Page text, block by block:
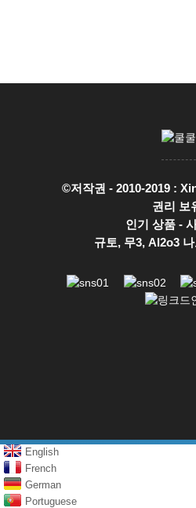
©저작권 - 2010-2019 :
권리 보
인기 상품-
규토, 무3, Al2o3
English
French
German
Portuguese